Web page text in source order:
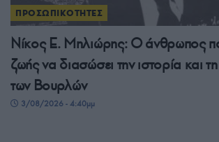
ΠΡΟΣΩΠΙΚΟΤΗΤΕΣ
Νίκος Ε. Μηλιώρης: Ο άνθρωπος
ζωής να διασώσει την ιστορία και
των Βουρλών
3/08/2026 - 4:40μμ